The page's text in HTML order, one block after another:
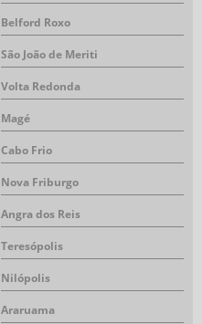
Belford Roxo
São João de Meriti
Volta Redonda
Magé
Cabo Frio
Nova Friburgo
Angra dos Reis
Teresópolis
Nilópolis
Araruama